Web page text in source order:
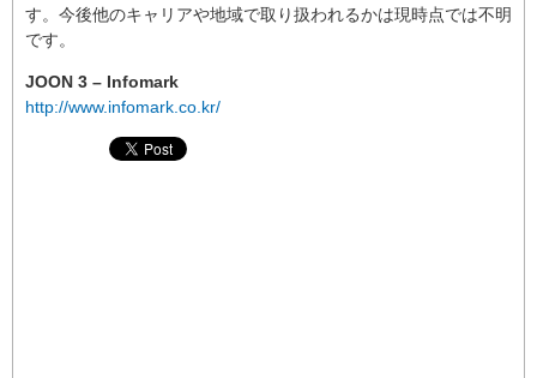
す。今後他のキャリアや地域で取り扱われるかは現時点では不明
です。
JOON 3 – Infomark
http://www.infomark.co.kr/